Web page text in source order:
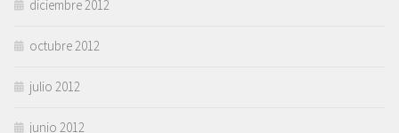
diciembre 2012
octubre 2012
julio 2012
junio 2012